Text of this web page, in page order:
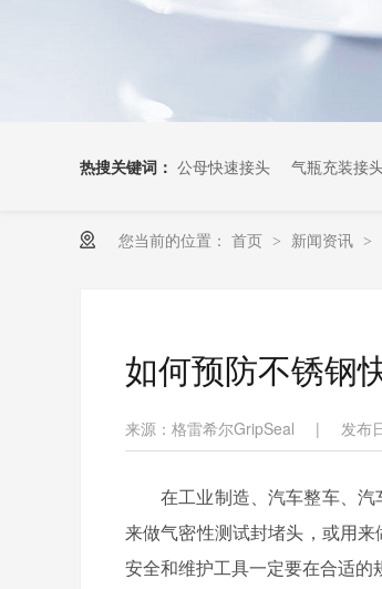
热搜关键词： 公母快速接头 气瓶充装接
您当前的位置： 首页 > 新闻资讯 >
如何预防不锈钢
来源：格雷希尔GripSeal | 发布
在工业制造、汽车整车、
来做气密性测试封堵头，或用
安全和维护工具一定要在合适的